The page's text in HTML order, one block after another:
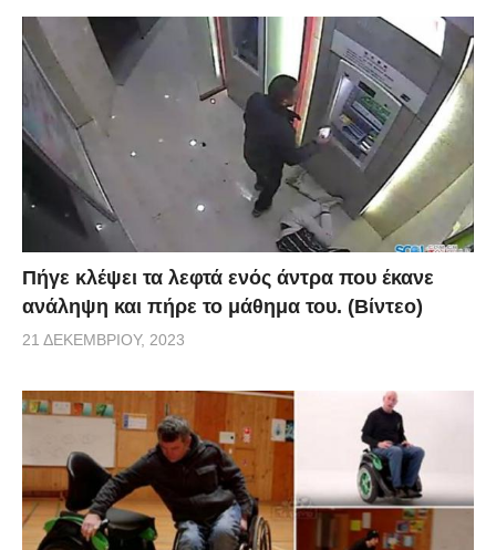
Πήγε κλέψει τα λεφτά ενός άντρα που έκανε
ανάληψη και πήρε το μάθημα του. (Βίντεο)
21 ΔΕΚΕΜΒΡΊΟΥ, 2023